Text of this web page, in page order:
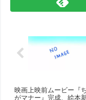
映画上映前ムービー『
がマナー』完成、絵本